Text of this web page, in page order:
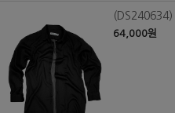
(DS240634)
64,000원